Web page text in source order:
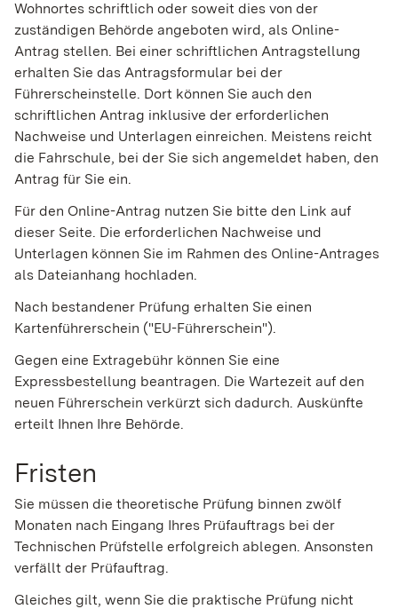
Wohnortes schriftlich oder soweit dies von der
zuständigen Behörde angeboten wird, als Online-
Antrag stellen. Bei einer schriftlichen Antragstellung
erhalten Sie das Antragsformular bei der
Führerscheinstelle. Dort können Sie auch den
schriftlichen Antrag inklusive der erforderlichen
Nachweise und Unterlagen einreichen. Meistens reicht
die Fahrschule, bei der Sie sich angemeldet haben, den
Antrag für Sie ein.
Für den Online-Antrag nutzen Sie bitte den Link auf
dieser Seite. Die erforderlichen Nachweise und
Unterlagen können Sie im Rahmen des Online-Antrages
als Dateianhang hochladen.
Nach bestandener Prüfung erhalten Sie einen
Kartenführerschein ("EU-Führerschein").
Gegen eine Extragebühr können Sie eine
Expressbestellung beantragen. Die Wartezeit auf den
neuen Führerschein verkürzt sich dadurch. Auskünfte
erteilt Ihnen Ihre Behörde.
Fristen
Sie müssen die theoretische Prüfung binnen zwölf
Monaten nach Eingang Ihres Prüfauftrags bei der
Technischen Prüfstelle erfolgreich ablegen. Ansonsten
verfällt der Prüfauftrag.
Gleiches gilt, wenn Sie die praktische Prüfung nicht